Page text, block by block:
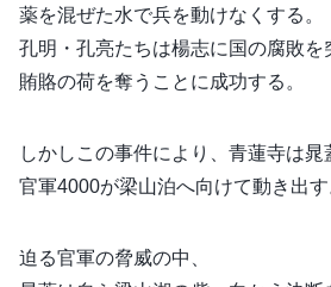
薬を混ぜた水で兵を動けなくする。
孔明・孔亮たちは楊志に国の腐敗を
賄賂の荷を奪うことに成功する。
しかしこの事件により、青蓮寺は晁
官軍4000が梁山泊へ向けて動き出す
迫る官軍の脅威の中、